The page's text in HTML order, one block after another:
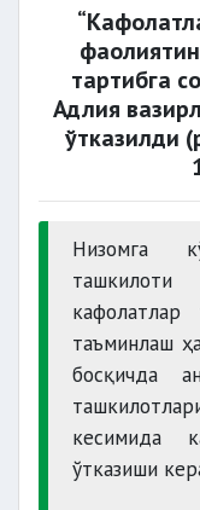
тартибга
Адлия
ўтказилди
Низомга
таъминлаш
босқичда
кесимида
ўтказиши